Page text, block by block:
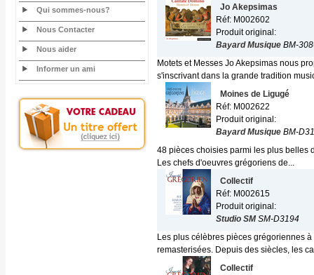
Qui sommes-nous?
Nous Contacter
Nous aider
Informer un ami
Jo Akepsimas
Réf: M002602
Produit original:
Bayard Musique BM-
Motets et Messes Jo Akepsimas nous
s'inscrivant dans la grande tradition
Moines de Ligugé
Réf: M002622
Produit original:
Bayard Musique BM-
48 pièces choisies parmi les plus belles
Les chefs d'oeuvres grégoriens de...
Collectif
Réf: M002615
Produit original:
Studio SM SM-D3194
Les plus célèbres pièces grégoriennes
remasterisées. Depuis des siècles, les
Collectif